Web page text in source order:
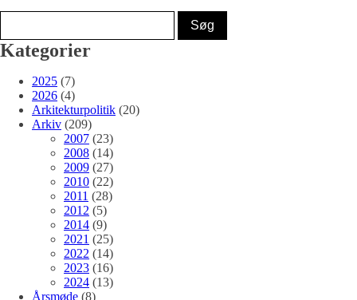
Kategorier
2025 (7)
2026 (4)
Arkitekturpolitik (20)
Arkiv (209)
2007 (23)
2008 (14)
2009 (27)
2010 (22)
2011 (28)
2012 (5)
2014 (9)
2021 (25)
2022 (14)
2023 (16)
2024 (13)
Årsmøde (8)